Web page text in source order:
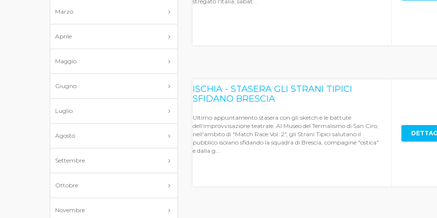
Marzo
Aprile
Maggio
Giugno
Luglio
Agosto
Settembre
Ottobre
Novembre
ISCHIA - STASERA GLI STRANI TIPICI
SFIDANO BRESCIA
Ultimo appuntamento stasera con gli sketch e le battute
dell'improvvisazione teatrale. Al Museo del Termalismo di San Ciro,
nell'ambito di "Match Race Vol. 2", gli Strani Tipici salutano il
pubblico isolano sfidando la squadra di Brescia, compagine "ostica"
e dalla g...